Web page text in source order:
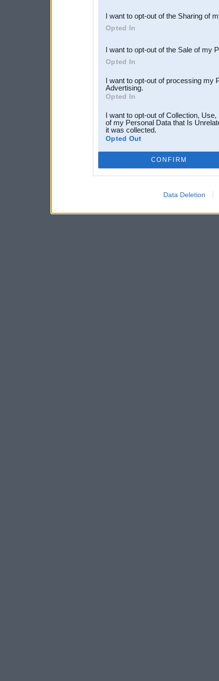
Downstream Participants
third parties.
I want to opt-out of the Sharing of
Opted In
I want to opt-out of the Sale of my
Opted In
I want to opt-out of processing my
Advertising.
Opted In
I want to opt-out of Collection,
of my Personal Data that Is
it was collected.
Opted Out
CONFIRM
Data Deletion